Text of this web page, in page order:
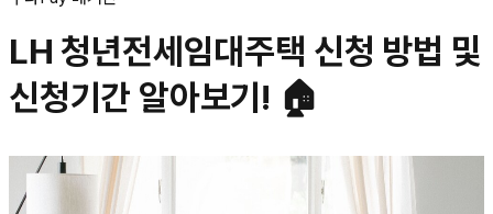
LH 청년전세임대주택 신청 방법 및
신청기간 알아보기! 🏠